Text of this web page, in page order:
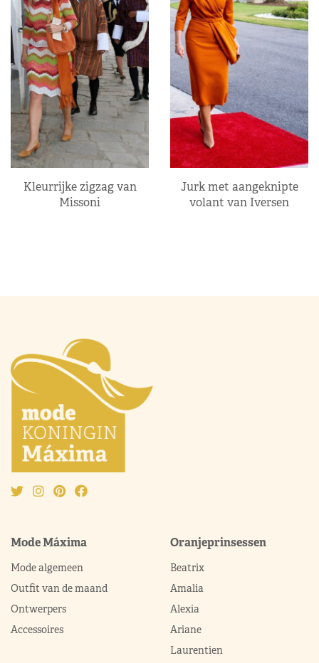
Kleurrijke zigzag van
Missoni
Jurk met aangeknipte
volant van Iversen
Mode Máxima
Mode algemeen
Outfit van de maand
Ontwerpers
Accessoires
Oranjeprinsessen
Beatrix
Amalia
Alexia
Ariane
Laurentien